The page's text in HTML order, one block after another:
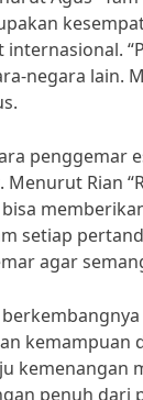
negara lain.
penggemar
Rian
setiap
agar
kemampuan
kemenangan
penuh dari